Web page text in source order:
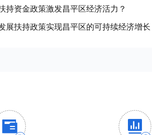
持资金政策激发昌平区经济活力？
展扶持政策实现昌平区的可持续经济增